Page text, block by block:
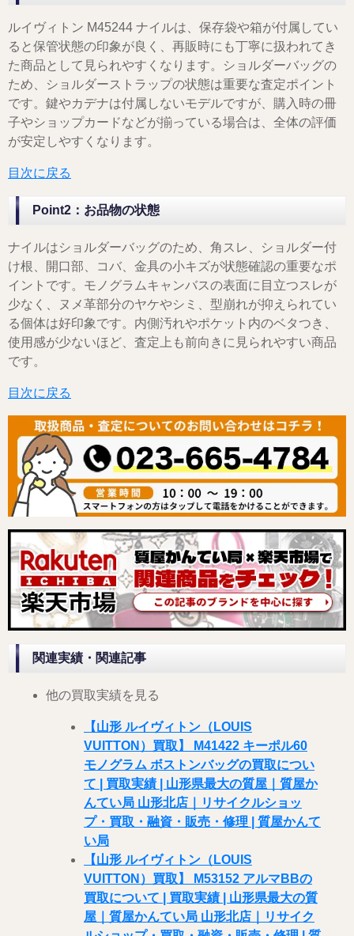
ルイヴィトン M45244 ナイルは、保存袋や箱が付属してい
ると保管状態の印象が良く、再販時にも丁寧に扱われてき
た商品として見られやすくなります。ショルダーバッグの
ため、ショルダーストラップの状態は重要な査定ポイント
です。鍵やカデナは付属しないモデルですが、購入時の冊
子やショップカードなどが揃っている場合は、全体の評価
が安定しやすくなります。
目次に戻る
Point2：お品物の状態
ナイルはショルダーバッグのため、角スレ、ショルダー付
け根、開口部、コバ、金具の小キズが状態確認の重要なポ
イントです。モノグラムキャンバスの表面に目立つスレが
少なく、ヌメ革部分のヤケやシミ、型崩れが抑えられてい
る個体は好印象です。内側汚れやポケット内のベタつき、
使用感が少ないほど、査定上も前向きに見られやすい商品
です。
目次に戻る
関連実績・関連記事
他の買取実績を見る
【山形 ルイヴィトン（LOUIS
VUITTON）買取】 M41422 キーポル60
モノグラム ボストンバッグの買取につい
て | 買取実績 | 山形県最大の質屋｜質屋か
んてい局 山形北店｜リサイクルショッ
プ・買取・融資・販売・修理 | 質屋かんて
い局
【山形 ルイヴィトン（LOUIS
VUITTON）買取】 M53152 アルマBBの
買取について | 買取実績 | 山形県最大の質
屋｜質屋かんてい局 山形北店｜リサイク